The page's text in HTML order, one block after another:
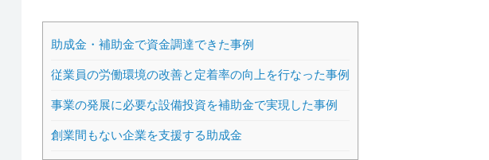
助成金・補助金で資金調達できた事例
従業員の労働環境の改善と定着率の向上を行なった事例
事業の発展に必要な設備投資を補助金で実現した事例
創業間もない企業を支援する助成金